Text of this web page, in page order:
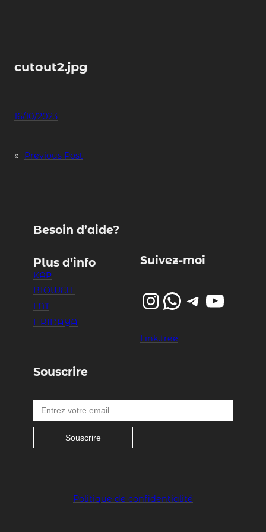
cutout2.jpg
16/10/2023
« Previous Post
Besoin d’aide?
Plus d’info
KAP
BIOWELL
LNT
HRIDAYA
Suivez-moi
InstagramWhatsApp Telegram YouTube
Link.tree
Souscrire
Entrez votre email…
Souscrire
Politique de confidentialité